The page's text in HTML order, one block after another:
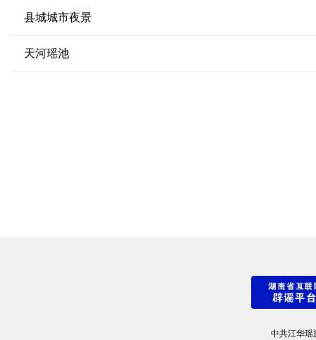
县城城市夜景
天河瑶池
中共江华瑶